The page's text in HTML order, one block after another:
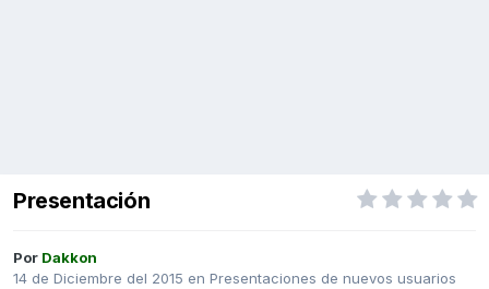
Presentación
Por Dakkon
14 de Diciembre del 2015 en Presentaciones de nuevos usuarios